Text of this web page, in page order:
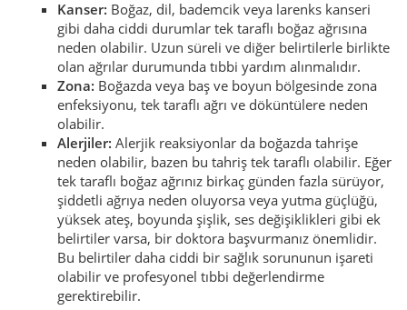
Kanser: Boğaz, dil, bademcik veya larenks kanseri
gibi daha ciddi durumlar tek taraflı boğaz ağrısına
neden olabilir. Uzun süreli ve diğer belirtilerle birlikte
olan ağrılar durumunda tıbbi yardım alınmalıdır.
Zona: Boğazda veya baş ve boyun bölgesinde zona
enfeksiyonu, tek taraflı ağrı ve döküntülere neden
olabilir.
Alerjiler: Alerjik reaksiyonlar da boğazda tahrişe
neden olabilir, bazen bu tahriş tek taraflı olabilir. Eğer
tek taraflı boğaz ağrınız birkaç günden fazla sürüyor,
şiddetli ağrıya neden oluyorsa veya yutma güçlüğü,
yüksek ateş, boyunda şişlik, ses değişiklikleri gibi ek
belirtiler varsa, bir doktora başvurmanız önemlidir.
Bu belirtiler daha ciddi bir sağlık sorununun işareti
olabilir ve profesyonel tıbbi değerlendirme
gerektirebilir.